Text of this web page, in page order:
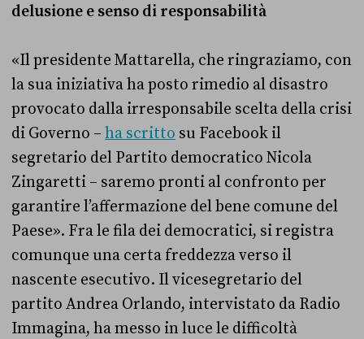
delusione e senso di responsabilità
«Il presidente Mattarella, che ringraziamo, con
la sua iniziativa ha posto rimedio al disastro
provocato dalla irresponsabile scelta della crisi
di Governo – ha scritto su Facebook il
segretario del Partito democratico Nicola
Zingaretti – saremo pronti al confronto per
garantire l’affermazione del bene comune del
Paese». Fra le fila dei democratici, si registra
comunque una certa freddezza verso il
nascente esecutivo. Il vicesegretario del
partito Andrea Orlando, intervistato da Radio
Immagina, ha messo in luce le difficoltà